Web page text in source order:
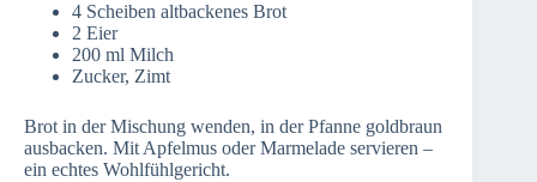
4 Scheiben altbackenes Brot
2 Eier
200 ml Milch
Zucker, Zimt
Brot in der Mischung wenden, in der Pfanne goldbraun
ausbacken. Mit Apfelmus oder Marmelade servieren –
ein echtes Wohlfühlgericht.